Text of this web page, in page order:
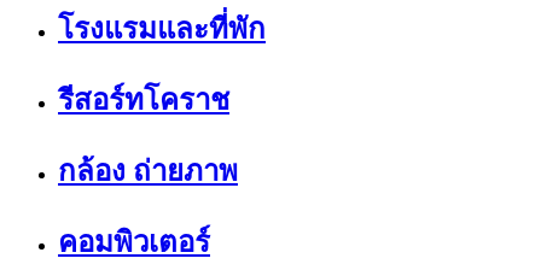
โรงแรมและที่พัก
รีสอร์ทโคราช
กล้อง ถ่ายภาพ
คอมพิวเตอร์